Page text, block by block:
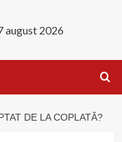
august 2026
DE LA COPLATĂ?